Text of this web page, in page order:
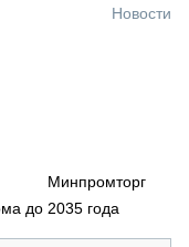
Новости
Минпромторг
до 2035 года